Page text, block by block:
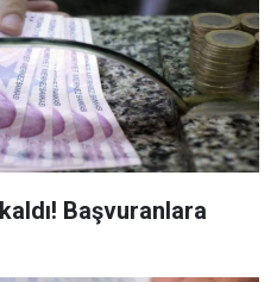
Başvuranlara